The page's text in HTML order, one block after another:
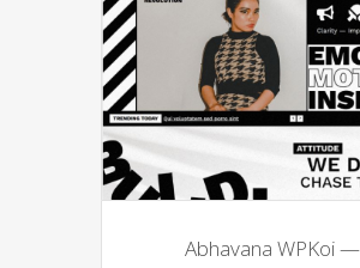
Abhavana WPKoi —